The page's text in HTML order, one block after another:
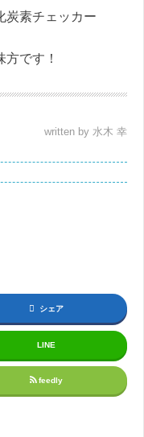
炭素チェッカー
です！
written by 水木 幸
シェア
LINE
feedly